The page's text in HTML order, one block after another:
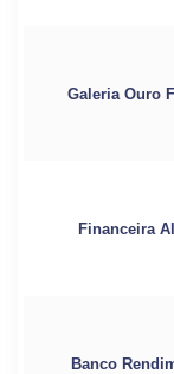
Galeria Ouro
Financeira
Banco